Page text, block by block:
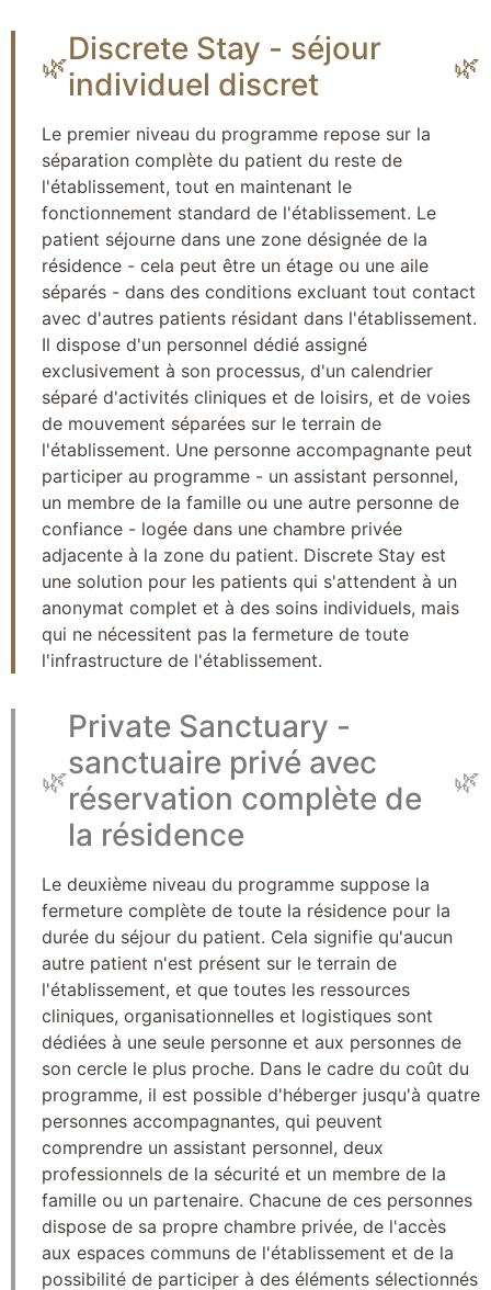
🌿Discrete Stay - séjour
individuel discret
🌿
Le premier niveau du programme repose sur la
séparation complète du patient du reste de
l'établissement, tout en maintenant le
fonctionnement standard de l'établissement. Le
patient séjourne dans une zone désignée de la
résidence - cela peut être un étage ou une aile
séparés - dans des conditions excluant tout contact
avec d'autres patients résidant dans l'établissement.
Il dispose d'un personnel dédié assigné
exclusivement à son processus, d'un calendrier
séparé d'activités cliniques et de loisirs, et de voies
de mouvement séparées sur le terrain de
l'établissement. Une personne accompagnante peut
participer au programme - un assistant personnel,
un membre de la famille ou une autre personne de
confiance - logée dans une chambre privée
adjacente à la zone du patient. Discrete Stay est
une solution pour les patients qui s'attendent à un
anonymat complet et à des soins individuels, mais
qui ne nécessitent pas la fermeture de toute
l'infrastructure de l'établissement.
🌿
Private Sanctuary -
sanctuaire privé avec
réservation complète de
la résidence
🌿
Le deuxième niveau du programme suppose la
fermeture complète de toute la résidence pour la
durée du séjour du patient. Cela signifie qu'aucun
autre patient n'est présent sur le terrain de
l'établissement, et que toutes les ressources
cliniques, organisationnelles et logistiques sont
dédiées à une seule personne et aux personnes de
son cercle le plus proche. Dans le cadre du coût du
programme, il est possible d'héberger jusqu'à quatre
personnes accompagnantes, qui peuvent
comprendre un assistant personnel, deux
professionnels de la sécurité et un membre de la
famille ou un partenaire. Chacune de ces personnes
dispose de sa propre chambre privée, de l'accès
aux espaces communs de l'établissement et de la
possibilité de participer à des éléments sélectionnés